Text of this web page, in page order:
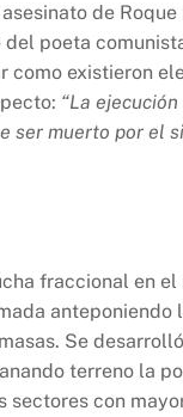
de
poeta
existieron
“La
muerto por el
fraccional en el
anteponiendo
Se
terreno la
sectores con